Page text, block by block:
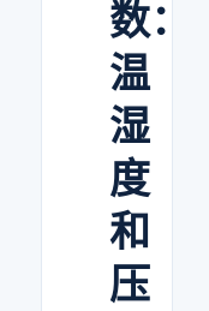
数：
温
湿
度
和
压